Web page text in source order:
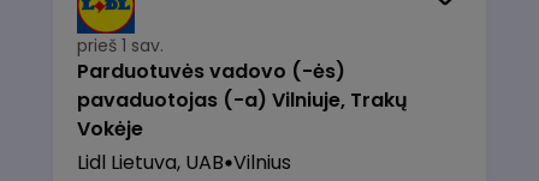
prieš 1 sav.
Parduotuvės vadovo (-ės)
pavaduotojas (-a) Vilniuje, Trakų
Vokėje
Lidl Lietuva, UAB Vilnius